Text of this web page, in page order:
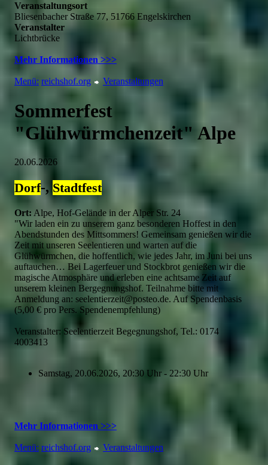
Veranstaltungsort
Bliesenbacher Straße 77, 51766 Engelskirchen
Veranstalter
Lichtbrücke
Mehr Informationen >>>
Menü: reichshof.org Veranstaltungen
Sommerfest
"Glühwürmchenzeit" Alpe
20.06.2026
Dorf-, Stadtfest
Ort: Alpe, Hof-Gelände in der Alper Str. 24
"Wir laden ein zu unserem ganz besonderen Hoffest in den
Abendstunden des Mittsommers! Gemeinsam genießen wir die
Zeit mit unseren Seelentieren und warten auf die
Glühwürmchen, die hoffentlich, wie jedes Jahr, im Juni bei uns
auftauchen… Bei Lagerfeuer und Stockbrot genießen wir die
magische Atmosphäre und erleben eine achtsame Zeit auf
unserem kleinen Bergegnungshof. Teilnahme bitte mit
Anmeldung an: seelentierzeit@posteo.de. Auf Spendenbasis
(5,00 € pro Pers. Spendenempfehlung)
Veranstalter: Seelentierzeit Begegnungshof, Tel.: 0174
4003413
Samstag, 20.06.2026, 20:30 Uhr - 22:30 Uhr
Mehr Informationen >>>
Menü: reichshof.org Veranstaltungen